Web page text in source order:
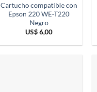
Cartucho compatible con
Epson 220 WE-T220
Negro
US$6,00